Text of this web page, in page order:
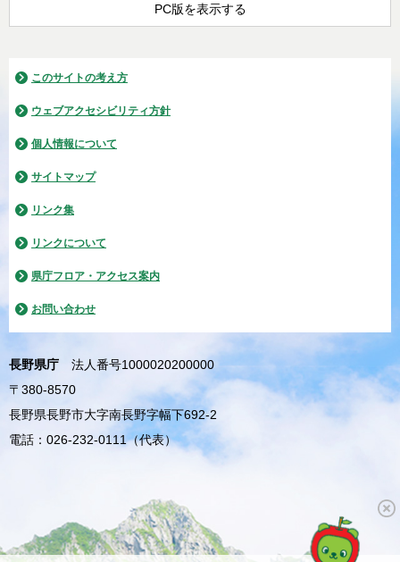
PC版を表示する
このサイトの考え方
ウェブアクセシビリティ方針
個人情報について
サイトマップ
リンク集
リンクについて
県庁フロア・アクセス案内
お問い合わせ
長野県庁
法人番号1000020200000
〒380-8570
長野県長野市大字南長野字幅下692-2
電話：026-232-0111（代表）